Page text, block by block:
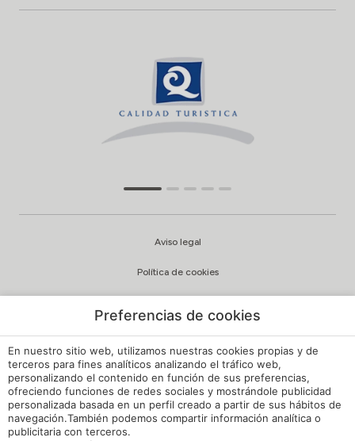
Aviso legal
Política de cookies
Política de Calidad y Medioambiente
Canal de Denuncias Hoteles de España
Reglamento de Régimen Interno
Preferencias de cookies
En nuestro sitio web, utilizamos nuestras cookies propias y de
terceros para fines analíticos analizando el tráfico web,
personalizando el contenido en función de sus preferencias,
ofreciendo funciones de redes sociales y mostrándole publicidad
personalizada basada en un perfil creado a partir de sus hábitos de
navegación.También podemos compartir información analítica o
publicitaria con terceros.